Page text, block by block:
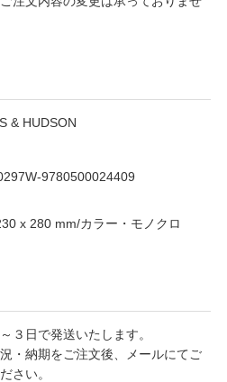
& HUDSON
9780500024409
x 280 mm/カラー・モノクロ
３日で発送いたします。
・納期をご注文後、メールにてご
さい。